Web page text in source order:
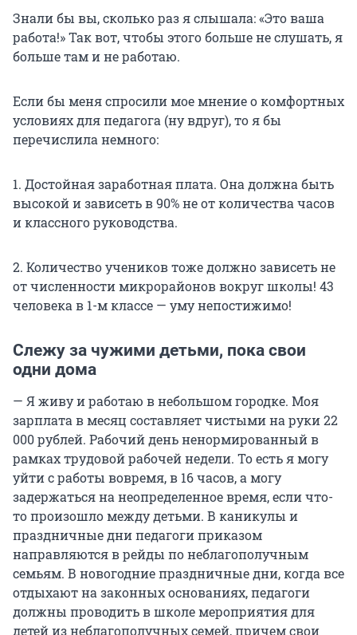
Знали бы вы, сколько раз я слышала: «Это ваша
работа!» Так вот, чтобы этого больше не слушать, я
больше там и не работаю.
Если бы меня спросили мое мнение о комфортных
условиях для педагога (ну вдруг), то я бы
перечислила немного:
1. Достойная заработная плата. Она должна быть
высокой и зависеть в 90% не от количества часов
и классного руководства.
2. Количество учеников тоже должно зависеть не
от численности микрорайонов вокруг школы! 43
человека в 1-м классе — уму непостижимо!
Слежу за чужими детьми, пока свои
одни дома
— Я живу и работаю в небольшом городке. Моя
зарплата в месяц составляет чистыми на руки 22
000 рублей. Рабочий день ненормированный в
рамках трудовой рабочей недели. То есть я могу
уйти с работы вовремя, в 16 часов, а могу
задержаться на неопределенное время, если что-
то произошло между детьми. В каникулы и
праздничные дни педагоги приказом
направляются в рейды по неблагополучным
семьям. В новогодние праздничные дни, когда все
отдыхают на законных основаниях, педагоги
должны проводить в школе мероприятия для
детей из неблагополучных семей, причем свои